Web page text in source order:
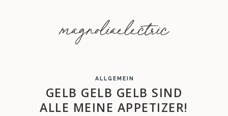
magnoliaelectric
ALLGEMEIN
GELB GELB GELB SIND
ALLE MEINE APPETIZER!